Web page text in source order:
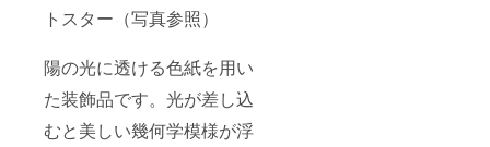
トスター（写真参照）
陽の光に透ける色紙を用い
た装飾品です。光が差し込
むと美しい幾何学模様が浮